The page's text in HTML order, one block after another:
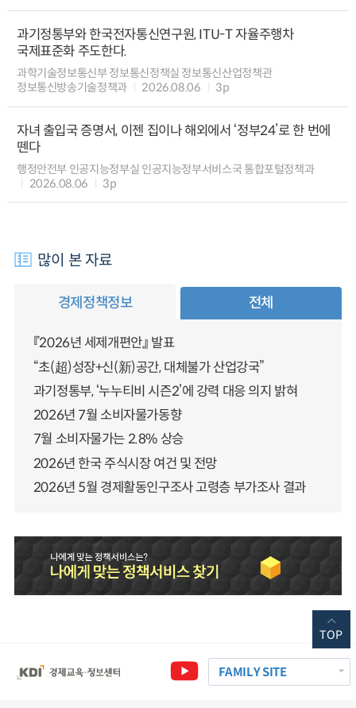
과기정통부와 한국전자통신연구원, ITU-T 자율주행차
국제표준화 주도한다.
과학기술정보통신부 정보통신정책실 정보통신산업정책관
정보통신방송기술정책과
2026.08.06 3p
자녀 출입국 증명서, 이젠 집이나 해외에서 ‘정부24’로 한 번에
뗀다
행정안전부 인공지능정부실 인공지능정부서비스국 통합포털정책과
2026.08.06
3p
많이 본 자료
경제정책정보 전체
『2026년 세제개편안』 발표
“초(超)성장+신(新)공간, 대체불가 산업강국”
과기정통부, ‘누누티비 시즌2’에 강력 대응 의지 밝혀
2026년 7월 소비자물가동향
7월 소비자물가는 2.8% 상승
2026년 한국 주식시장 여건 및 전망
2026년 5월 경제활동인구조사 고령층 부가조사 결과
FAMILY SITE
TOP